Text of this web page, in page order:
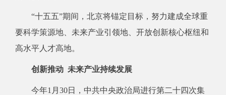
“十五五”期间，北京将锚定目标，努力建成全球重
要科学策源地、未来产业引领地、开放创新核心枢纽和
高水平人才高地。
创新推动 未来产业持续发展
今年1月30日，中共中央政治局进行第二十四次集